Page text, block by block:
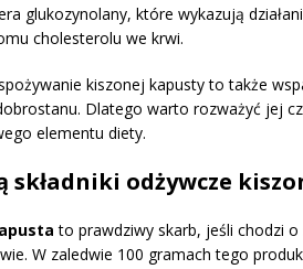
glukozynolany, które wykazują
cholesterolu we krwi.
kiszonej kapusty to także
Dlatego warto rozważyć jej
elementu diety.
składniki odżywcze
to prawdziwy skarb, jeśli chodzi o
W zaledwie 100 gramach tego